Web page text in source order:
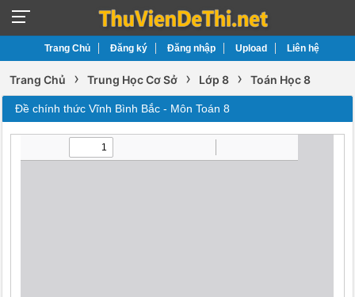
Trang Chủ Đăng ký Đăng nhập Upload Liên hệ
Trang Chủ › Trung Học Cơ Sở › Lớp 8 › Toán Học 8
Đề chính thức Vĩnh Bình Bắc - Môn Toán 8